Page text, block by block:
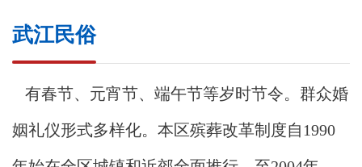
武江民俗
有春节、元宵节、端午节等岁时节令。群众婚
姻礼仪形式多样化。本区殡葬改革制度自1990